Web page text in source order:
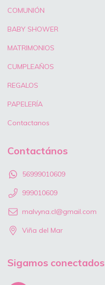
COMUNIÓN
BABY SHOWER
MATRIMONIOS
CUMPLEAÑOS
REGALOS
PAPELERÍA
Contactanos
Contactános
56999010609
999010609
malvyna.cl@gmail.com
Viña del Mar
Sigamos conectados